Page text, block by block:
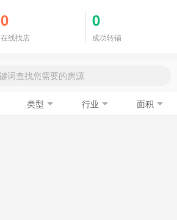
0
在线找店
0
成功转铺
类型 行业 面积